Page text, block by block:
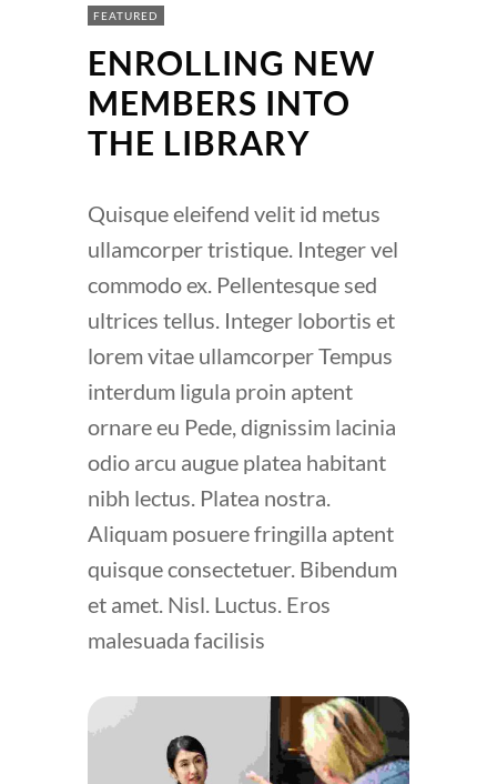
FEATURED
ENROLLING NEW
MEMBERS INTO
THE LIBRARY
Quisque eleifend velit id metus
ullamcorper tristique. Integer vel
commodo ex. Pellentesque sed
ultrices tellus. Integer lobortis et
lorem vitae ullamcorper Tempus
interdum ligula proin aptent
ornare eu Pede, dignissim lacinia
odio arcu augue platea habitant
nibh lectus. Platea nostra.
Aliquam posuere fringilla aptent
quisque consectetuer. Bibendum
et amet. Nisl. Luctus. Eros
malesuada facilisis